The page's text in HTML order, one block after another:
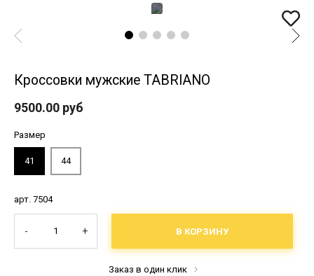
Кроссовки мужские TABRIANO
9500.00 руб
Размер
41 44
арт. 7504
- + В КОРЗИНУ
Заказ в один клик